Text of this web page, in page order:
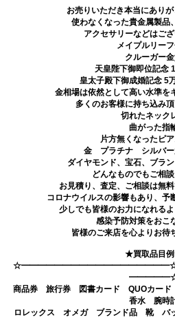
お売りいただき本当にありが
使わなくなった貴金属製品
アクセサリーなどはご
メイプルリー
クルーガー
天皇陛下御即位記念
皇太子殿下御成婚記念 5
金相場は依然として高い水準を
多くのお客様に持ち込み頂
切れたネック
曲がった指
片方無くなったピ
金 プラチナ シルバー
ダイヤモンド、宝石、ブラ
どんなものでもご相談
お見積り、査定、ご相談は無料
コロナウイルスの影響もあり、予
少しでも皆様のお力になれるよ
感染予防対策をおこ
皆様のご来店を心よりお待
★買取品目
商品券 旅行券 図書カード QUOカー
香水 腕時
ロレックス オメガ ブランド品 靴